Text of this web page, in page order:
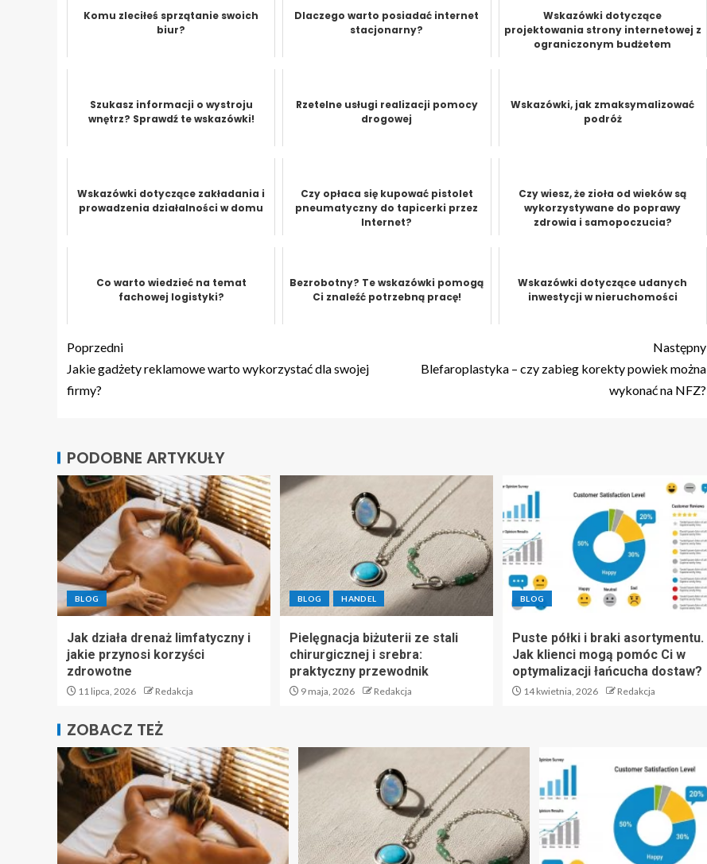
Komu zleciłeś sprzątanie swoich
biur?
Dlaczego warto posiadać internet
stacjonarny?
Wskazówki dotyczące
projektowania strony internetowej z
ograniczonym budżetem
Szukasz informacji o wystroju
wnętrz? Sprawdź te wskazówki!
Rzetelne usługi realizacji pomocy
drogowej
Wskazówki, jak zmaksymalizować
podróż
Wskazówki dotyczące zakładania i
prowadzenia działalności w domu
Czy opłaca się kupować pistolet
pneumatyczny do tapicerki przez
Internet?
Czy wiesz, że zioła od wieków są
wykorzystywane do poprawy
zdrowia i samopoczucia?
Co warto wiedzieć na temat
fachowej logistyki?
Bezrobotny? Te wskazówki pomogą
Ci znaleźć potrzebną pracę!
Wskazówki dotyczące udanych
inwestycji w nieruchomości
Poprzedni
Jakie gadżety reklamowe warto wykorzystać dla swojej
firmy?
Następny
Blefaroplastyka – czy zabieg korekty powiek można
wykonać na NFZ?
PODOBNE ARTYKUŁY
BLOG
Jak działa drenaż limfatyczny i
jakie przynosi korzyści
zdrowotne
11 lipca, 2026 Redakcja
BLOG HANDEL
Pielęgnacja biżuterii ze stali
chirurgicznej i srebra:
praktyczny przewodnik
9 maja, 2026 Redakcja
BLOG
Puste półki i braki asortymentu.
Jak klienci mogą pomóc Ci w
optymalizacji łańcucha dostaw?
14 kwietnia, 2026 Redakcja
ZOBACZ TEŻ